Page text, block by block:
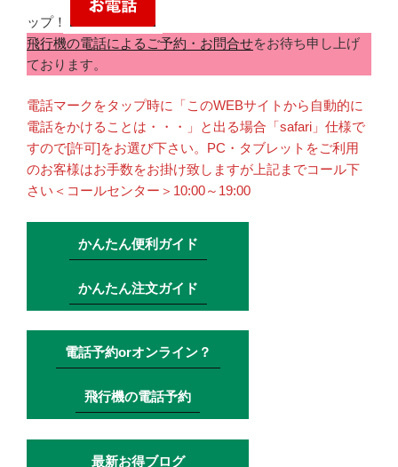
ップ！
飛行機の電話によるご予約・お問合せをお待ち申し上げ
ております。
電話マークをタップ時に「このWEBサイトから自動的に
電話をかけることは・・・」と出る場合「safari」仕様で
すので[許可]をお選び下さい。PC・タブレットをご利用
のお客様はお手数をお掛け致しますが上記までコール下
さい＜コールセンター＞10:00～19:00
かんたん便利ガイド
かんたん注文ガイド
電話予約orオンライン？
飛行機の電話予約
最新お得ブログ